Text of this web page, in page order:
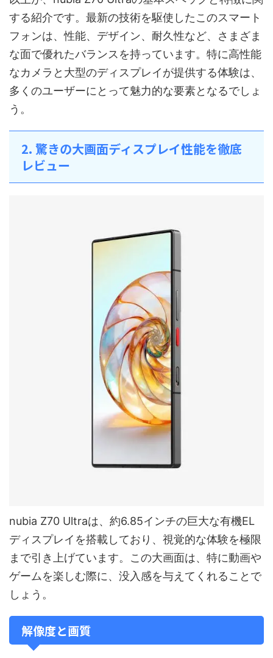
する紹介です。最新の技術を駆使したこのスマート
フォンは、性能、デザイン、耐久性など、さまざま
な面で優れたバランスを持っています。特に高性能
なカメラと大型のディスプレイが提供する体験は、
多くのユーザーにとって魅力的な要素となるでしょ
う。
2. 驚きの大画面ディスプレイ性能を徹底
レビュー
nubia Z70 Ultraは、約6.85インチの巨大な有機EL
ディスプレイを搭載しており、視覚的な体験を極限
まで引き上げています。この大画面は、特に動画や
ゲームを楽しむ際に、没入感を与えてくれることで
しょう。
解像度と画質